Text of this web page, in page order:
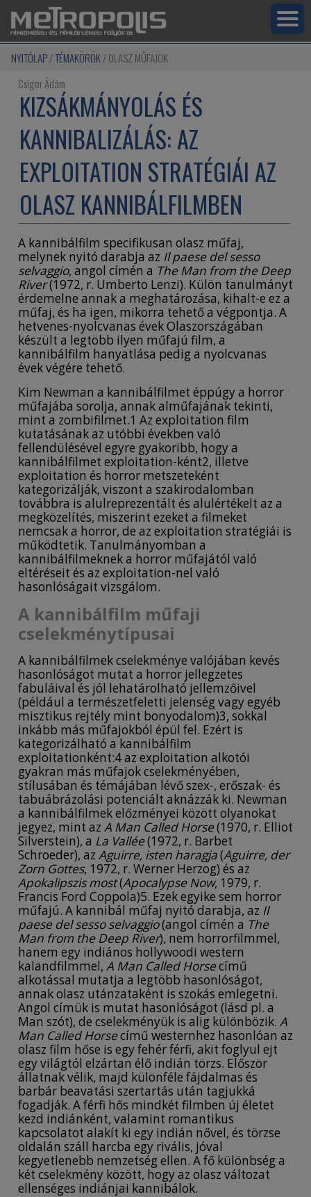
NYITÓLAP TÉMAKÖRÖK OLASZ MŰFAJOK
Csiger Ádám
KIZSÁKMÁNYOLÁS ÉS
KANNIBALIZÁLÁS: AZ
EXPLOITATION STRATÉGIÁI AZ
OLASZ KANNIBÁLFILMBEN
A kannibálfilm specifikusan olasz műfaj,
melynek nyitó darabja az Il paese del sesso
selvaggio, angol címén a The Man from the Deep
River(1972, r. Umberto Lenzi). Külön tanulmányt
érdemelne annak a meghatározása, kihalt-e ez a
műfaj, és ha igen, mikorra tehető a végpontja. A
hetvenes-nyolcvanas évek Olaszországában
készült a legtöbb ilyen műfajú film, a
kannibálfilm hanyatlása pedig a nyolcvanas
évek végére tehető.
Kim Newman a kannibálfilmet éppúgy a horror
műfajába sorolja, annak alműfajának tekinti,
mint a zombifilmet.1 Az exploitation film
kutatásának az utóbbi években való
fellendülésével egyre gyakoribb, hogy a
kannibálfilmet exploitation-ként2, illetve
exploitation és horror metszeteként
kategorizálják, viszont a szakirodalomban
továbbra is alulreprezentált és alulértékelt az a
megközelítés, miszerint ezeket a filmeket
nemcsak a horror, de az exploitation stratégiái is
működtetik. Tanulmányomban a
kannibálfilmeknek a horror műfajától való
eltéréseit és az exploitation-nel való
hasonlóságait vizsgálom.
A kannibálfilm műfaji
cselekménytípusai
A kannibálfilmek cselekménye valójában kevés
hasonlóságot mutat a horror jellegzetes
fabuláival és jól lehatárolható jellemzőivel
(például a természetfeletti jelenség vagy egyéb
misztikus rejtély mint bonyodalom)3, sokkal
inkább más műfajokból épül fel. Ezért is
kategorizálható a kannibálfilm
exploitationként:4 az exploitation alkotói
gyakran más műfajok cselekményében,
stílusában és témájában lévő szex-, erőszak- és
tabuábrázolási potenciált aknázzák ki. Newman
a kannibálfilmek előzményei között olyanokat
jegyez, mint az A Man Called Horse(1970, r. Elliot
Silverstein), a La Vallée(1972, r. Barbet
Schroeder), az Aguirre, isten haragja(Aguirre, der
Zorn Gottes, 1972, r. Werner Herzog) és az
Apokalipszis most(Apocalypse Now, 1979, r.
Francis Ford Coppola)5. Ezek egyike sem horror
műfajú. A kannibál műfaj nyitó darabja, az Il
paese del sesso selvaggio(angol címén a The
Man from the Deep River), nem horrorfilmmel,
hanem egy indiános hollywoodi western
kalandfilmmel, A Man Called Horsecímű
alkotással mutatja a legtöbb hasonlóságot,
annak olasz utánzataként is szokás emlegetni.
Angol címük is mutat hasonlóságot (lásd pl. a
Man szót), de cselekményük is alig különbözik. A
Man Called Horsecímű westernhez hasonlóan az
olasz film hőse is egy fehér férfi, akit foglyul ejt
egy világtól elzártan élő indián törzs. Először
állatnak vélik, majd különféle fájdalmas és
barbár beavatási szertartás után tagjukká
fogadják. A férfi hős mindkét filmben új életet
kezd indiánként, valamint romantikus
kapcsolatot alakít ki egy indián nővel, és törzse
oldalán száll harcba egy rivális, jóval
kegyetlenebb nemzetség ellen. A fő különbség a
két cselekmény között, hogy az olasz változat
ellenséges indiánjai kannibálok.